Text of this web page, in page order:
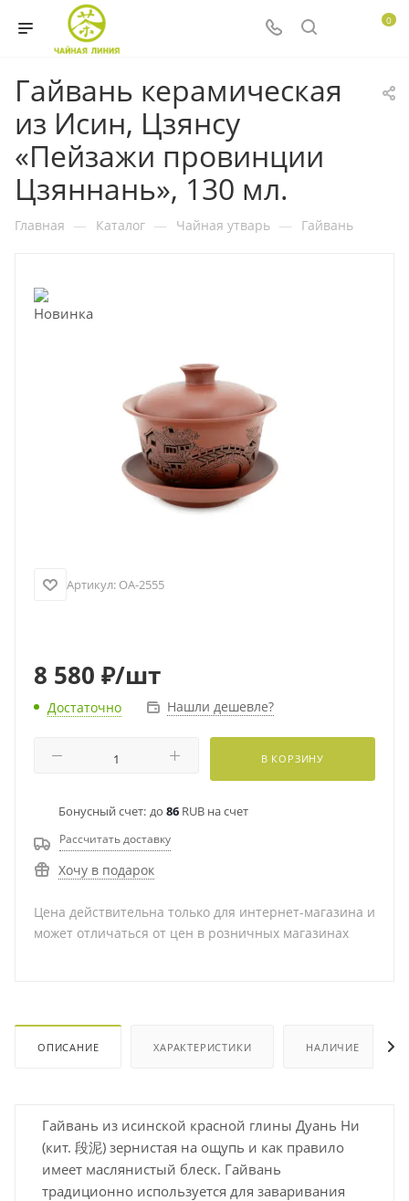
0
Гайвань керамическая
из Исин, Цзянсу
«Пейзажи провинции
Цзяннань», 130 мл.
Главная — Каталог — Чайная утварь — Гайвань
Артикул: OA-2555
8 580 ₽/шт
Достаточно Нашли дешевле?
В КОРЗИНУ
Бонусный счет: до 86 RUB на счет
Рассчитать доставку
Хочу в подарок
Цена действительна только для интернет-магазина и
может отличаться от цен в розничных магазинах
ОПИСАНИЕ ХАРАКТЕРИСТИКИ НАЛИЧИЕ
Гайвань из исинской красной глины Дуань Ни
(кит. 段泥) зернистая на ощупь и как правило
имеет маслянистый блеск. Гайвань
традиционно используется для заваривания